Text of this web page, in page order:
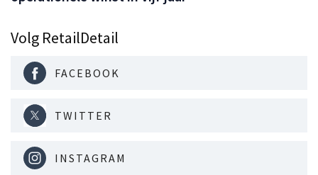
Volg RetailDetail
FACEBOOK
TWITTER
INSTAGRAM